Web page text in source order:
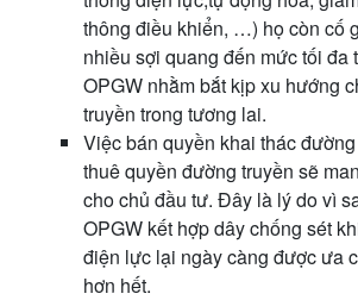
thông điều khiển, …) họ còn cố
nhiều sợi quang đến mức tối đa
OPGW nhằm bắt kịp xu hướng
truyền trong tương lai.
Việc bán quyền khai thác
thuê quyền đường truyền sẽ
cho chủ đầu tư. Đây là lý do vì
OPGW kết hợp dây chống sét
điện lực lại ngày càng được ưa
hơn hết.